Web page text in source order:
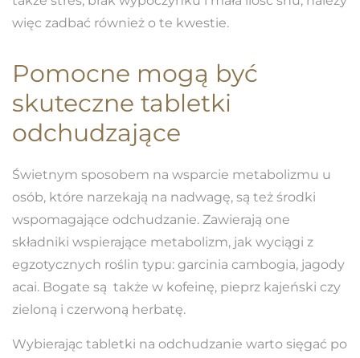
więc zadbać również o te kwestie.
Pomocne mogą być
skuteczne tabletki
odchudzające
Świetnym sposobem na wsparcie metabolizmu u
osób, które narzekają na nadwagę, są też środki
wspomagające odchudzanie. Zawierają one
składniki wspierające metabolizm, jak wyciągi z
egzotycznych roślin typu: garcinia cambogia, jagody
acai. Bogate są także w kofeinę, pieprz kajeński czy
zieloną i czerwoną herbatę.
Wybierając tabletki na odchudzanie warto sięgać po